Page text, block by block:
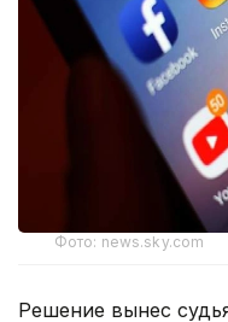
Фото: news.sky.com
Решение вынес